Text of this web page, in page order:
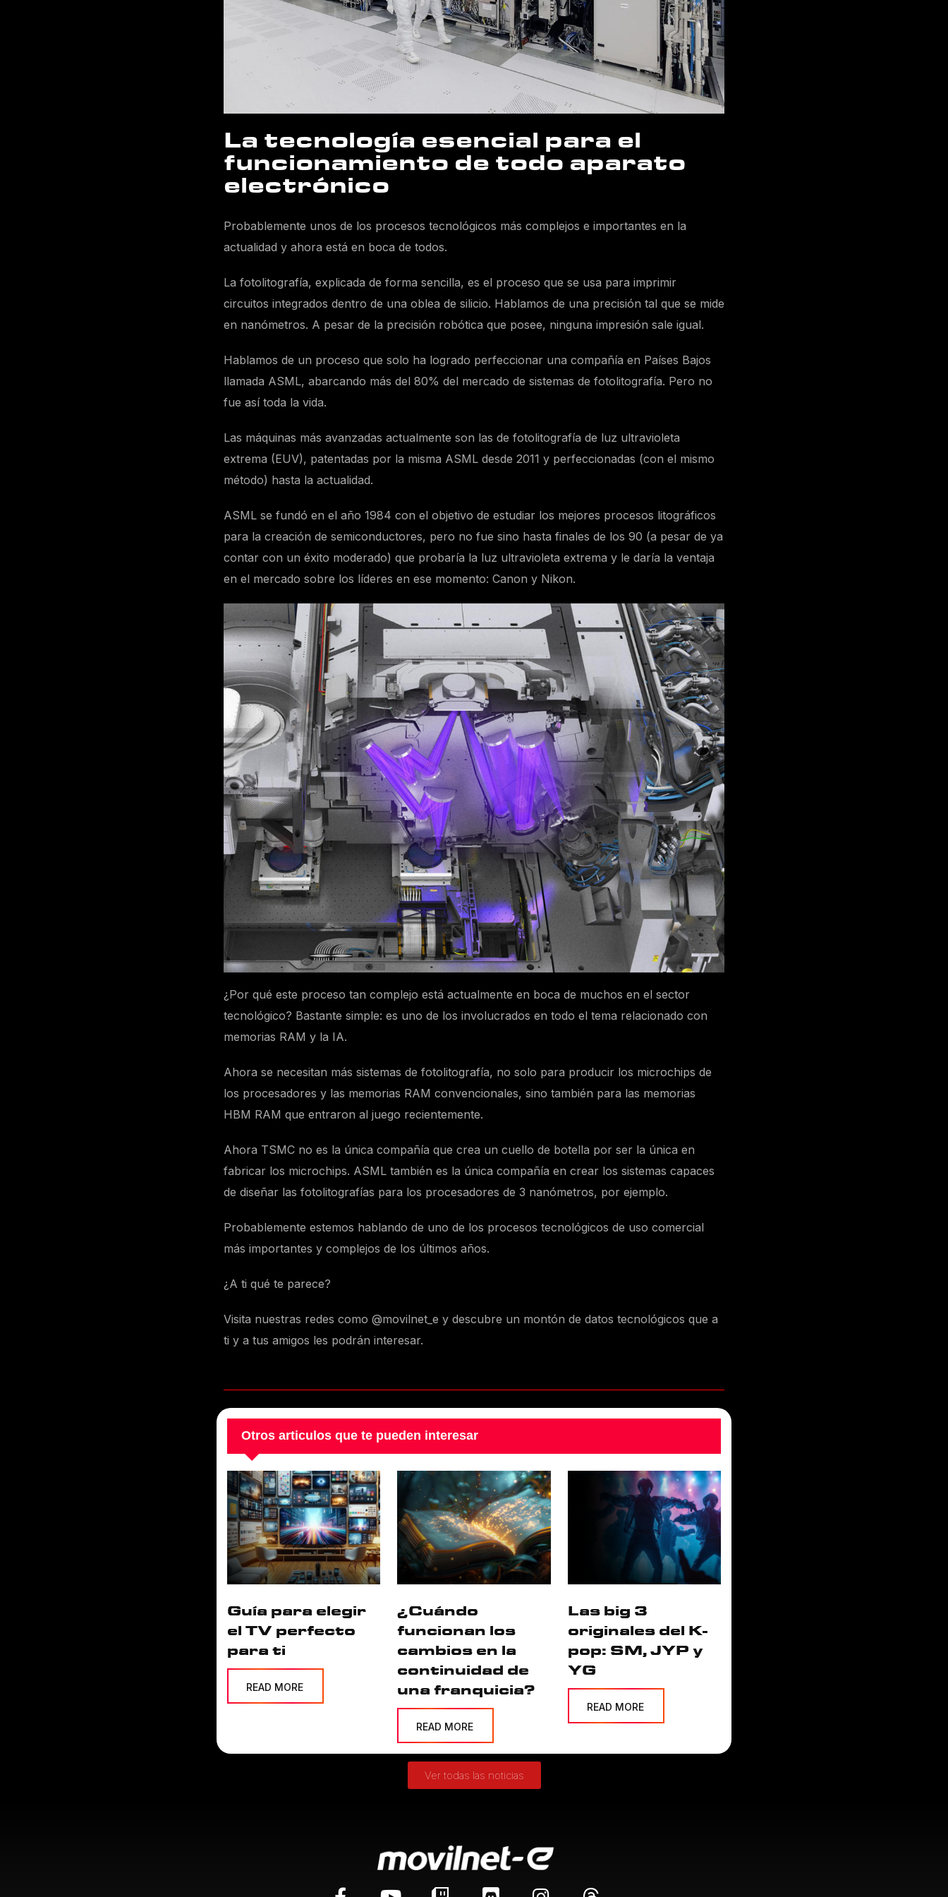
La tecnología esencial para el
funcionamiento de todo aparato
electrónico
Probablemente unos de los procesos tecnológicos más complejos e importantes en la
actualidad y ahora está en boca de todos.
La fotolitografía, explicada de forma sencilla, es el proceso que se usa para imprimir
circuitos integrados dentro de una oblea de silicio. Hablamos de una precisión tal que se mide
en nanómetros. A pesar de la precisión robótica que posee, ninguna impresión sale igual.
Hablamos de un proceso que solo ha logrado perfeccionar una compañía en Países Bajos
llamada ASML, abarcando más del 80% del mercado de sistemas de fotolitografía. Pero no
fue así toda la vida.
Las máquinas más avanzadas actualmente son las de fotolitografía de luz ultravioleta
extrema (EUV), patentadas por la misma ASML desde 2011 y perfeccionadas (con el mismo
método) hasta la actualidad.
ASML se fundó en el año 1984 con el objetivo de estudiar los mejores procesos litográficos
para la creación de semiconductores, pero no fue sino hasta finales de los 90 (a pesar de ya
contar con un éxito moderado) que probaría la luz ultravioleta extrema y le daría la ventaja
en el mercado sobre los líderes en ese momento: Canon y Nikon.
¿Por qué este proceso tan complejo está actualmente en boca de muchos en el sector
tecnológico? Bastante simple: es uno de los involucrados en todo el tema relacionado con
memorias RAM y la IA.
Ahora se necesitan más sistemas de fotolitografía, no solo para producir los microchips de
los procesadores y las memorias RAM convencionales, sino también para las memorias
HBM RAM que entraron al juego recientemente.
Ahora TSMC no es la única compañía que crea un cuello de botella por ser la única en
fabricar los microchips. ASML también es la única compañía en crear los sistemas capaces
de diseñar las fotolitografías para los procesadores de 3 nanómetros, por ejemplo.
Probablemente estemos hablando de uno de los procesos tecnológicos de uso comercial
más importantes y complejos de los últimos años.
¿A ti qué te parece?
Visita nuestras redes como @movilnet_e y descubre un montón de datos tecnológicos que a
ti y a tus amigos les podrán interesar.
Otros articulos que te pueden interesar
Guía para elegir
el TV perfecto
para ti
READ MORE
¿Cuándo
funcionan los
cambios en la
continuidad de
una franquicia?
READ MORE
Las big 3
originales del K-
pop: SM, JYP y
YG
READ MORE
Ver todas las noticias